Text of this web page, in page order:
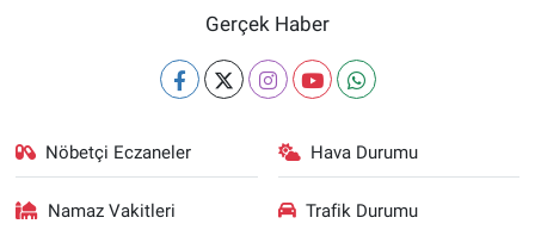
Gerçek Haber
Nöbetçi Eczaneler Hava Durumu
Namaz Vakitleri Trafik Durumu